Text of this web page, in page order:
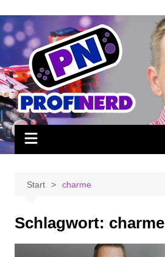
Inhalt
springen
Start charme
Schlagwort: charme